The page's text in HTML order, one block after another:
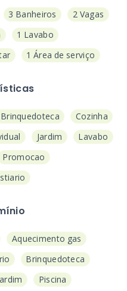
3 Banheiros
2 Vagas
1 Lavabo
1 Área de serviço
Brinquedoteca
Cozinha
Jardim
Lavabo
Promocao
Aquecimento gas
Brinquedoteca
Piscina